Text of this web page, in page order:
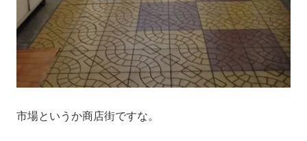
市場というか商店街ですな。